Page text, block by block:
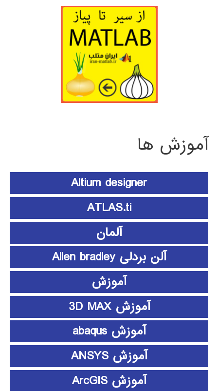
آموزش ها
Altium designer
ATLAS.ti
آلمان
آلن بردلی Allen bradley
آموزش
آموزش 3D MAX
آموزش abaqus
آموزش ANSYS
آموزش ArcGIS